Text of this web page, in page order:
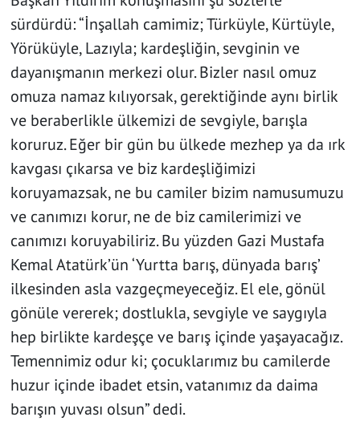
sürdürdü: “İnşallah camimiz; Türküyle, Kürtüyle,
Yörüküyle, Lazıyla; kardeşliğin, sevginin ve
dayanışmanın merkezi olur. Bizler nasıl omuz
omuza namaz kılıyorsak, gerektiğinde aynı birlik
ve beraberlikle ülkemizi de sevgiyle, barışla
koruruz. Eğer bir gün bu ülkede mezhep ya da ırk
kavgası çıkarsa ve biz kardeşliğimizi
koruyamazsak, ne bu camiler bizim namusumuzu
ve canımızı korur, ne de biz camilerimizi ve
canımızı koruyabiliriz. Bu yüzden Gazi Mustafa
Kemal Atatürk’ün ‘Yurtta barış, dünyada barış’
ilkesinden asla vazgeçmeyeceğiz. El ele, gönül
gönüle vererek; dostlukla, sevgiyle ve saygıyla
hep birlikte kardeşçe ve barış içinde yaşayacağız.
Temennimiz odur ki; çocuklarımız bu camilerde
huzur içinde ibadet etsin, vatanımız da daima
barışın yuvası olsun” dedi.